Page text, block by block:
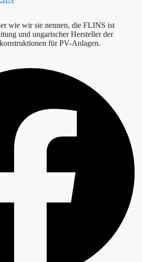
wie wir sie nennen, die FLINS ist
und ungarischer Hersteller der
für PV-Anlagen.